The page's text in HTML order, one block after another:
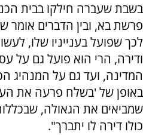
בשבת שעברה חילקו בבית
פרשת בא, ובין הדברים אומר
לכך שפועל בענייניו שלו,
ודירה, הרי הוא פועל גם על
המדינה, ועד גם על המנהיג
באופן של 'בשלח פרעה את
שמביאים את הגאולה,
כולו דירה לו יתברך".